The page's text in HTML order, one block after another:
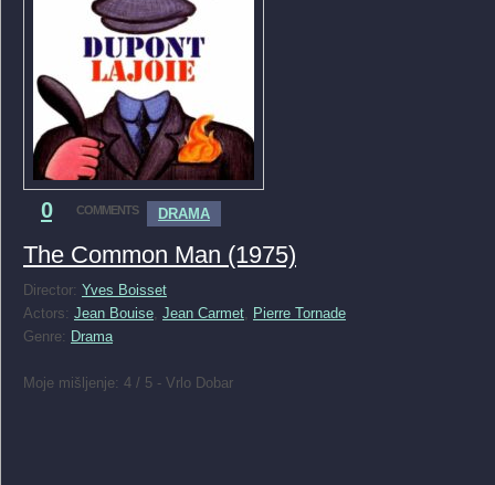
0 COMMENTS DRAMA
The Common Man (1975)
Director: Yves Boisset
Actors: Jean Bouise Jean Carmet
Pierre Tornade
Genre: Drama
Moje mišljenje: 4 / 5 - Vrlo Dobar